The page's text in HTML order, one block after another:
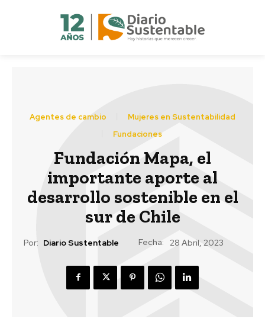
Agentes de cambio
Mujeres en Sustentabilidad
Fundaciones
Fundación Mapa, el
importante aporte al
desarrollo sostenible en el
sur de Chile
Por: Diario Sustentable Fecha: 28 Abril, 2023